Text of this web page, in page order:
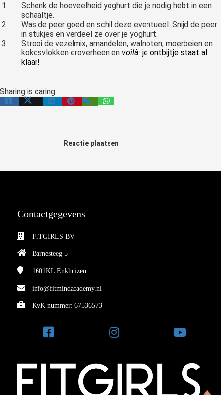
Schenk de hoeveelheid yoghurt die je nodig hebt in een
schaaltje.
Was de peer goed en schil deze eventueel. Snijd de peer
in stukjes en verdeel ze over je yoghurt.
Strooi de vezelmix, amandelen, walnoten, moerbeien en
kokosvlokken eroverheen en voilà: je ontbijtje staat al
klaar!
Sharing is caring
Reactie plaatsen
Contactgegevens
FITGIRLS BV
Barnesteeg 5
1601KL Enkhuizen
info@fitmindacademy.nl
KvK nummer: 67536573